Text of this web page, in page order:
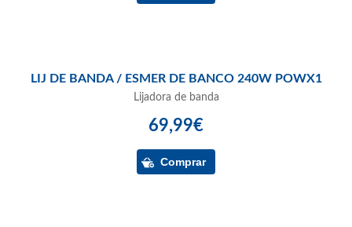
LIJ DE BANDA / ESMER DE BANCO 240W POWX1
Lijadora de banda
69,99€